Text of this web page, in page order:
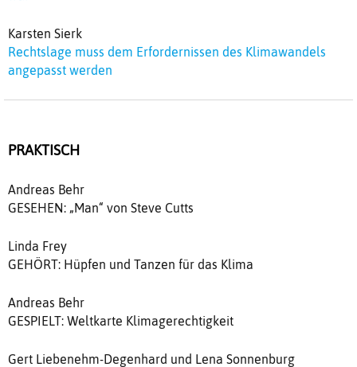
Karsten Sierk
Rechtslage muss dem Erfordernissen des Klimawandels
angepasst werden
PRAKTISCH
Andreas Behr
GESEHEN: „Man“ von Steve Cutts
Linda Frey
GEHÖRT: Hüpfen und Tanzen für das Klima
Andreas Behr
GESPIELT: Weltkarte Klimagerechtigkeit
Gert Liebenehm-Degenhard und Lena Sonnenburg